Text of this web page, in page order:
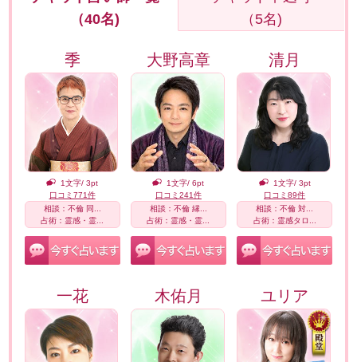
（40名)
（5名)
季
1文字/ 3pt
口コミ771件
相談：不倫 同...
占術：霊感・霊...
大野高章
1文字/ 6pt
口コミ241件
相談：不倫 縁...
占術：霊感・霊...
清月
1文字/ 3pt
口コミ89件
相談：不倫 対...
占術：霊感タロ...
一花 木佑月 ユリア